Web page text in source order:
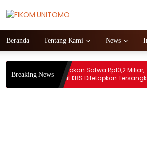
Beranda Tentang Kami News
Breaking News
Tilap Dana Pakan Satwa Rp10,2 Miliar,
Mantan Dirut KBS Ditetapkan Tersangka